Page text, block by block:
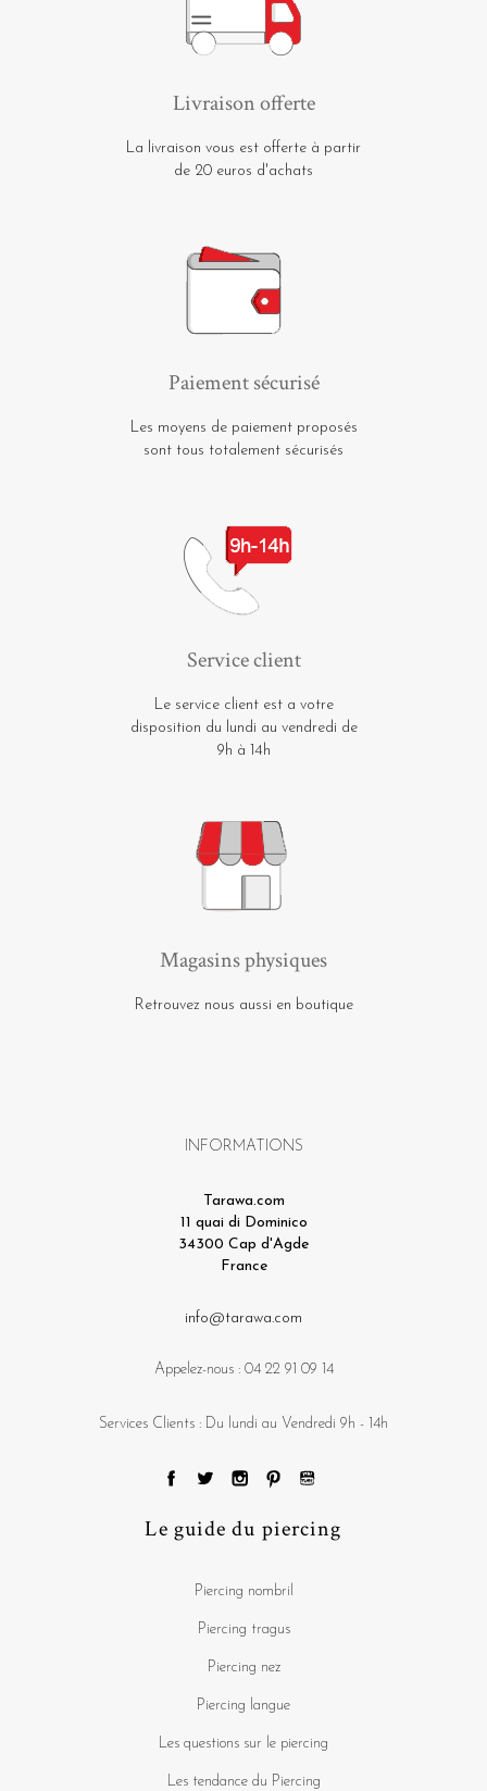
Livraison offerte
La livraison vous est offerte à partir
de 20 euros d'achats
Paiement sécurisé
Les moyens de paiement proposés
sont tous totalement sécurisés
Service client
Le service client est a votre
disposition du lundi au vendredi de
9h à 14h
Magasins physiques
Retrouvez nous aussi en boutique
INFORMATIONS
Tarawa.com
11 quai di Dominico
34300 Cap d'Agde
France
info@tarawa.com
Appelez-nous : 04 22 91 09 14
Services Clients : Du lundi au Vendredi 9h - 14h
Le guide du piercing
Piercing nombril
Piercing tragus
Piercing nez
Piercing langue
Les questions sur le piercing
Les tendance du Piercing